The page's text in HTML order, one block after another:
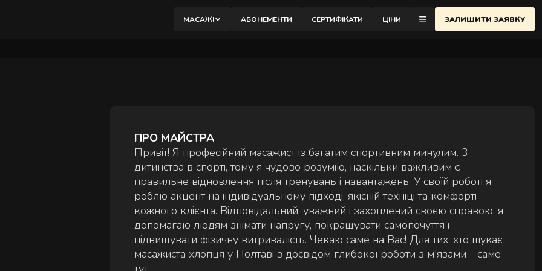
МАСАЖІ АБОНЕМЕНТИ СЕРТИФІКАТИ ЦІНИ ЗАЛИШИТИ ЗАЯВКУ
ПРО МАЙСТРА
Привіт! Я професійний масажист із багатим спортивним минулим. 3
дитинства в спорті, тому я чудово розумію, наскільки важливим є
правильне відновлення після тренувань і навантажень. У своїй роботі я
роблю акцент на індивідуальному підході, якісній техніці та комфорті
кожного клієнта. Відповідальний, уважний і захоплений своєю справою, я
допомагаю людям знімати напругу, покращувати самопочуття і
підвищувати фізичну витривалість. Чекаю саме на Вас! Для тих, хто шукає
масажиста хлопця у Полтаві з досвідом глибокої роботи з м'язами - саме
ПРО АУРА
МАЙСТРИ
ПАРТНЕРСТВО
ВАКАНСІЇ